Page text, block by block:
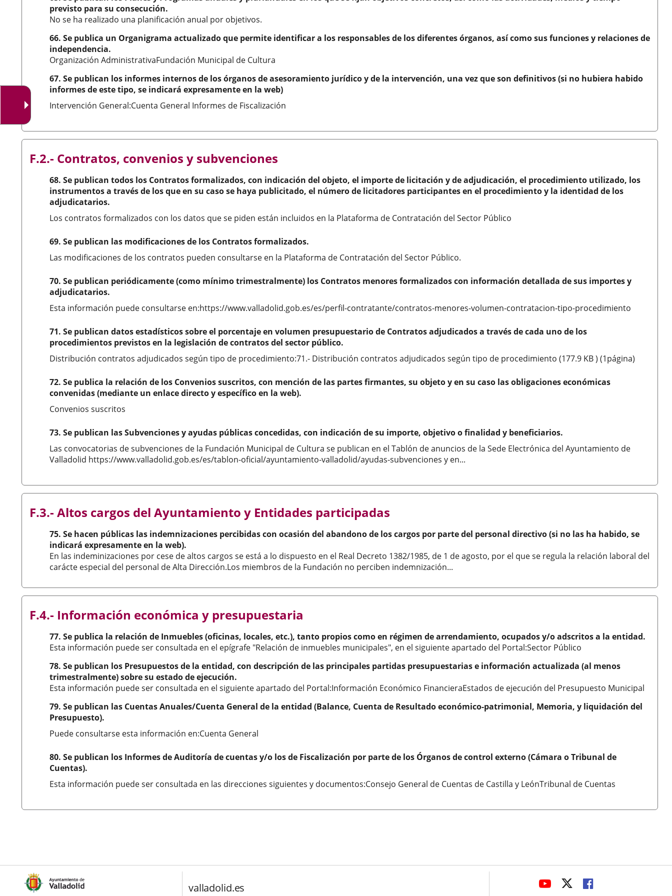
previsto para su consecución.
No se ha realizado una planificación anual por objetivos.
66. Se publica un Organigrama actualizado que permite identificar a los responsables de los diferentes órganos, así como sus funciones y relaciones de
independencia.
Organización AdministrativaFundación Municipal de Cultura
67. Se publican los informes internos de los órganos de asesoramiento jurídico y de la intervención, una vez que son definitivos (si no hubiera habido
informes de este tipo, se indicará expresamente en la web)
Intervención General:Cuenta General Informes de Fiscalización
F.2.- Contratos, convenios y subvenciones
68. Se publican todos los Contratos formalizados, con indicación del objeto, el importe de licitación y de adjudicación, el procedimiento utilizado, los
instrumentos a través de los que en su caso se haya publicitado, el número de licitadores participantes en el procedimiento y la identidad de los
adjudicatarios.
Los contratos formalizados con los datos que se piden están incluidos en la Plataforma de Contratación del Sector Público
69. Se publican las modificaciones de los Contratos formalizados.
Las modificaciones de los contratos pueden consultarse en la Plataforma de Contratación del Sector Público.
70. Se publican periódicamente (como mínimo trimestralmente) los Contratos menores formalizados con información detallada de sus importes y
adjudicatarios.
Esta información puede consultarse en:https://www.valladolid.gob.es/es/perfil-contratante/contratos-menores-volumen-contratacion-tipo-procedimiento
71. Se publican datos estadísticos sobre el porcentaje en volumen presupuestario de Contratos adjudicados a través de cada uno de los
procedimientos previstos en la legislación de contratos del sector público.
Distribución contratos adjudicados según tipo de procedimiento:71.- Distribución contratos adjudicados según tipo de procedimiento (177.9 KB ) (1página)
72. Se publica la relación de los Convenios suscritos, con mención de las partes firmantes, su objeto y en su caso las obligaciones económicas
convenidas (mediante un enlace directo y específico en la web).
Convenios suscritos
73. Se publican las Subvenciones y ayudas públicas concedidas, con indicación de su importe, objetivo o finalidad y beneficiarios.
Las convocatorias de subvenciones de la Fundación Municipal de Cultura se publican en el Tablón de anuncios de la Sede Electrónica del Ayuntamiento de
Valladolid https://www.valladolid.gob.es/es/tablon-oficial/ayuntamiento-valladolid/ayudas-subvenciones y en...
F.3.- Altos cargos del Ayuntamiento y Entidades participadas
75. Se hacen públicas las indemnizaciones percibidas con ocasión del abandono de los cargos por parte del personal directivo (si no las ha habido, se
indicará expresamente en la web).
En las indeminizaciones por cese de altos cargos se está a lo dispuesto en el Real Decreto 1382/1985, de 1 de agosto, por el que se regula la relación laboral del
carácte especial del personal de Alta Dirección.Los miembros de la Fundación no perciben indemnización...
F.4.- Información económica y presupuestaria
77. Se publica la relación de Inmuebles (oficinas, locales, etc.), tanto propios como en régimen de arrendamiento, ocupados y/o adscritos a la entidad.
Esta información puede ser consultada en el epígrafe "Relación de inmuebles municipales", en el siguiente apartado del Portal:Sector Público
78. Se publican los Presupuestos de la entidad, con descripción de las principales partidas presupuestarias e información actualizada (al menos
trimestralmente) sobre su estado de ejecución.
Esta información puede ser consultada en el siguiente apartado del Portal:Información Económico FinancieraEstados de ejecución del Presupuesto Municipal
79. Se publican las Cuentas Anuales/Cuenta General de la entidad (Balance, Cuenta de Resultado económico-patrimonial, Memoria, y liquidación del
Presupuesto).
Puede consultarse esta información en:Cuenta General
80. Se publican los Informes de Auditoría de cuentas y/o los de Fiscalización por parte de los Órganos de control externo (Cámara o Tribunal de
Cuentas).
Esta información puede ser consultada en las direcciones siguientes y documentos:Consejo General de Cuentas de Castilla y LeónTribunal de Cuentas
valladolid.es
ENLACEENLACEENLACE